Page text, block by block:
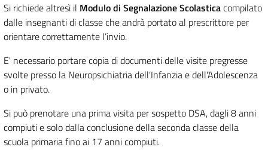
Si richiede altresì il Modulo di Segnalazione Scolasticacompilato
dalle insegnanti di classe che andrà portato al prescrittore per
orientare correttamente l’invio.
E' necessario portare copia di documenti delle visite pregresse
svolte presso la Neuropsichiatria dell'Infanzia e dell'Adolescenza
o in privato.
Si può prenotare una prima visita per sospetto DSA, dagli 8 anni
compiuti e solo dalla conclusione della seconda classe della
scuola primaria fino ai 17 anni compiuti.